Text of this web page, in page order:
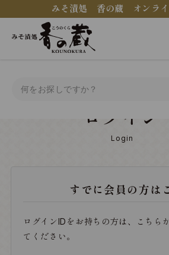
みそ漬処 香の蔵 オンライ
ログイン
Login
すでに会員の方は
ログインIDをお持ちの方は、こちら
てください。